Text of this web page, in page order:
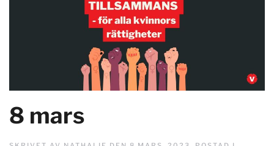
8 mars